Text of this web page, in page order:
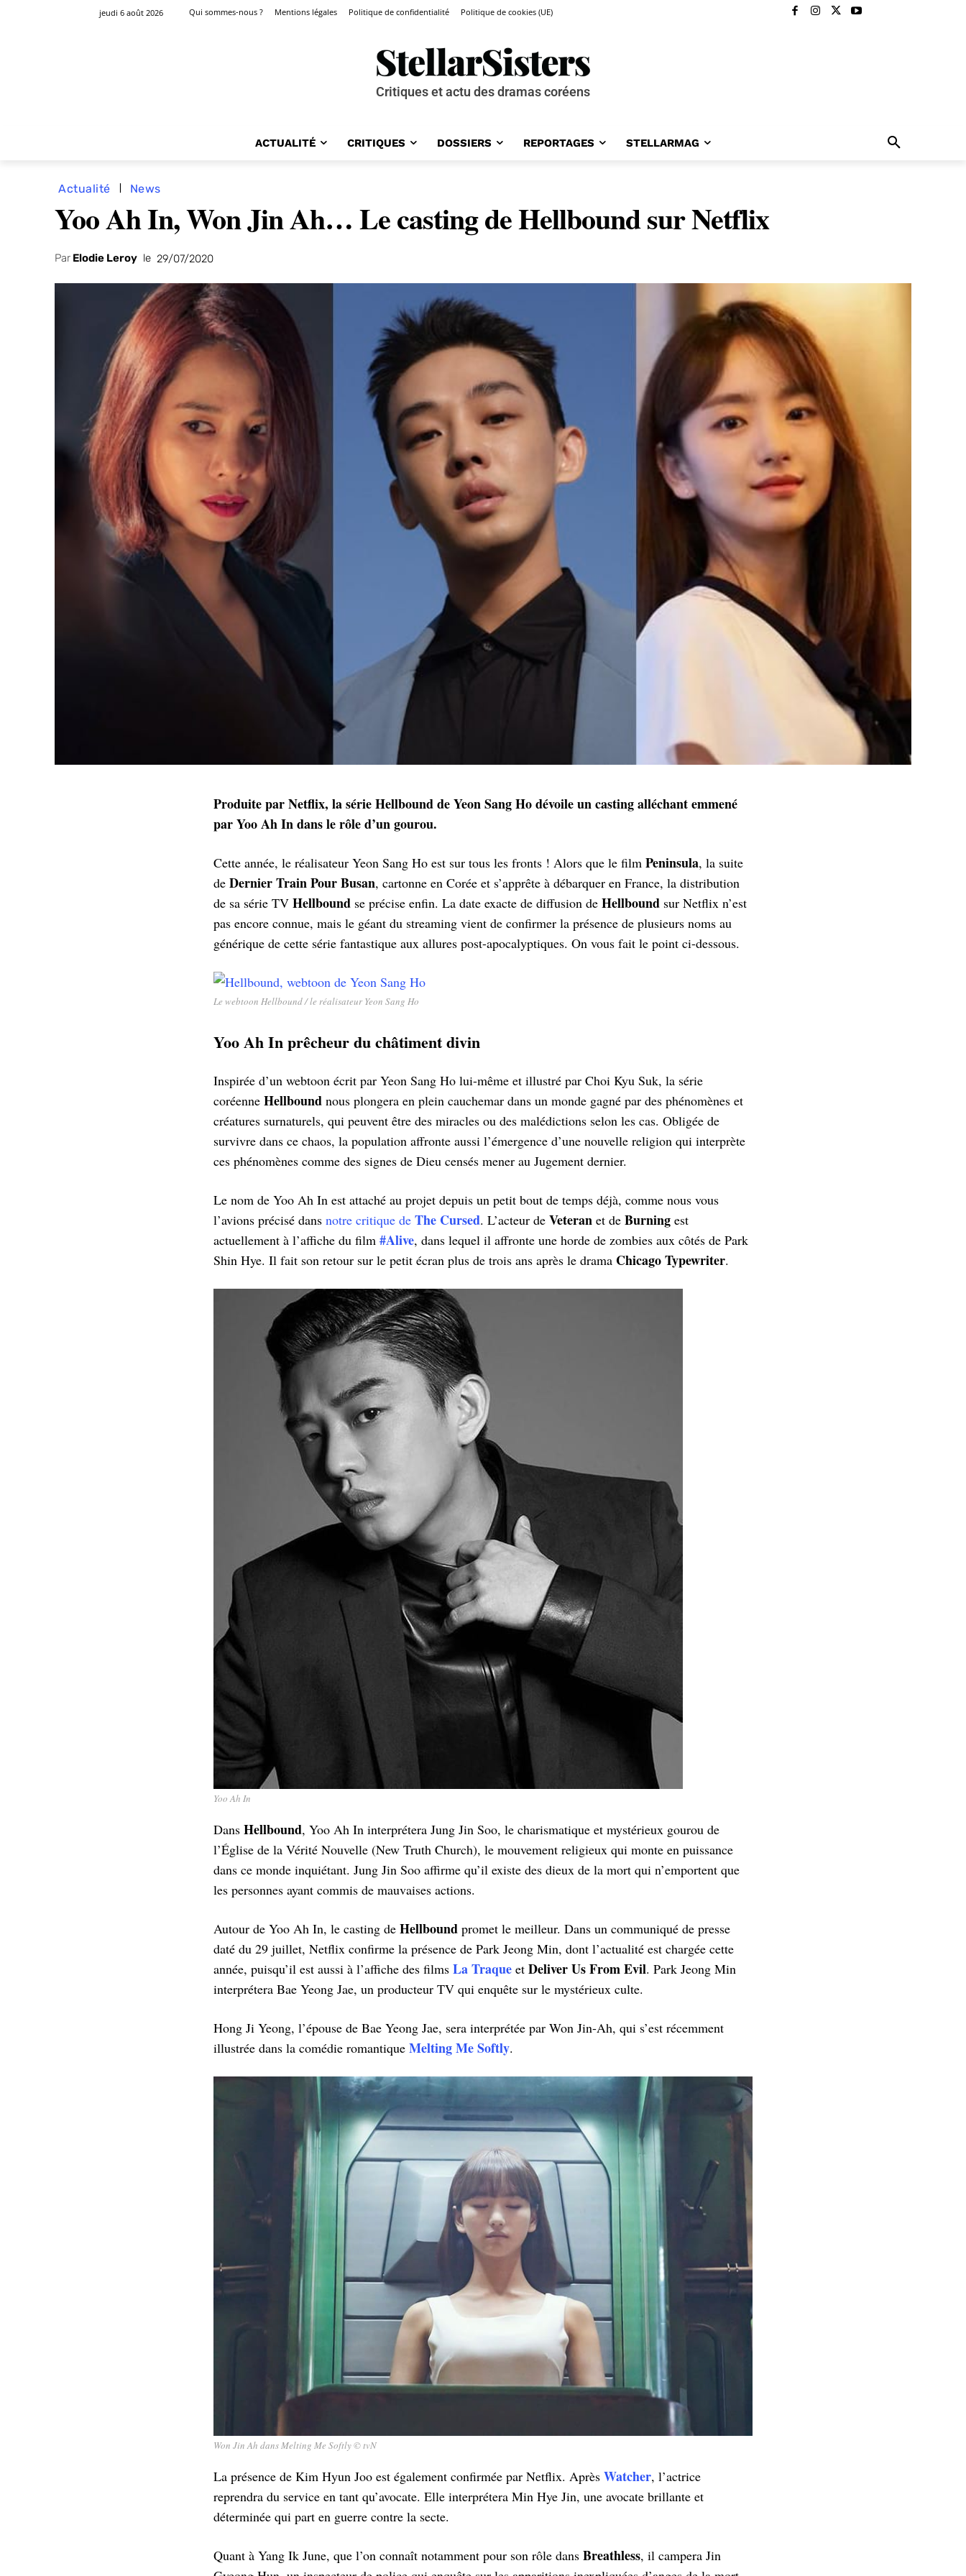
jeudi 6 août 2026 Qui sommes-nous ? Mentions légales Politique de confidentialité Politique de cookies (UE)
Critiques et actu des dramas coréens
ACTUALITÉ CRITIQUES DOSSIERS REPORTAGES STELLARMAG
Actualité News
Yoo Ah In, Won Jin Ah… Le casting de Hellbound sur Netflix
Par Elodie Leroy le 29/07/2020
Produite par Netflix, la série Hellbound de Yeon Sang Ho dévoile un casting alléchant emmené
par Yoo Ah In dans le rôle d’un gourou.
Cette année, le réalisateur Yeon Sang Ho est sur tous les fronts ! Alors que le film Peninsula, la suite
de Dernier Train Pour Busan, cartonne en Corée et s’apprête à débarquer en France, la distribution
de sa série TV Hellbound se précise enfin. La date exacte de diffusion de Hellbound sur Netflix n’est
pas encore connue, mais le géant du streaming vient de confirmer la présence de plusieurs noms au
générique de cette série fantastique aux allures post-apocalyptiques. On vous fait le point ci-dessous.
Le webtoon Hellbound / le réalisateur Yeon Sang Ho
Yoo Ah In prêcheur du châtiment divin
Inspirée d’un webtoon écrit par Yeon Sang Ho lui-même et illustré par Choi Kyu Suk, la série
coréenne Hellbound nous plongera en plein cauchemar dans un monde gagné par des phénomènes et
créatures surnaturels, qui peuvent être des miracles ou des malédictions selon les cas. Obligée de
survivre dans ce chaos, la population affronte aussi l’émergence d’une nouvelle religion qui interprète
ces phénomènes comme des signes de Dieu censés mener au Jugement dernier.
Le nom de Yoo Ah In est attaché au projet depuis un petit bout de temps déjà, comme nous vous
l’avions précisé dans notre critique de The Cursed. L’acteur de Veteran et de Burning est
actuellement à l’affiche du film #Alive, dans lequel il affronte une horde de zombies aux côtés de Park
Shin Hye. Il fait son retour sur le petit écran plus de trois ans après le drama Chicago Typewriter.
Yoo Ah In
Dans Hellbound, Yoo Ah In interprétera Jung Jin Soo, le charismatique et mystérieux gourou de
l’Église de la Vérité Nouvelle (New Truth Church), le mouvement religieux qui monte en puissance
dans ce monde inquiétant. Jung Jin Soo affirme qu’il existe des dieux de la mort qui n’emportent que
les personnes ayant commis de mauvaises actions.
Autour de Yoo Ah In, le casting de Hellbound promet le meilleur. Dans un communiqué de presse
daté du 29 juillet, Netflix confirme la présence de Park Jeong Min, dont l’actualité est chargée cette
année, puisqu’il est aussi à l’affiche des films La Traque et Deliver Us From Evil. Park Jeong Min
interprétera Bae Yeong Jae, un producteur TV qui enquête sur le mystérieux culte.
Hong Ji Yeong, l’épouse de Bae Yeong Jae, sera interprétée par Won Jin-Ah, qui s’est récemment
illustrée dans la comédie romantique Melting Me Softly.
Won Jin Ah dans Melting Me Softly © tvN
La présence de Kim Hyun Joo est également confirmée par Netflix. Après Watcher, l’actrice
reprendra du service en tant qu’avocate. Elle interprétera Min Hye Jin, une avocate brillante et
déterminée qui part en guerre contre la secte.
Quant à Yang Ik June, que l’on connaît notamment pour son rôle dans Breathless, il campera Jin